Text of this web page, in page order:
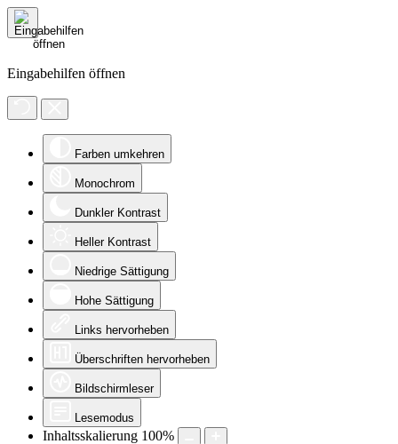
Eingabehilfen öffnen
Farben umkehren
Monochrom
Dunkler Kontrast
Heller Kontrast
Niedrige Sättigung
Hohe Sättigung
Links hervorheben
Überschriften hervorheben
Bildschirmleser
Lesemodus
Inhaltsskalierung 100%